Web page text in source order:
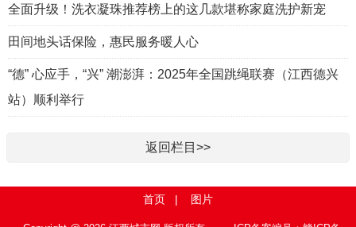
全面升级！洗衣凝珠推荐榜上的这几款堪称家庭洗护新宠
田间地头话保险，惠民服务暖人心
“德” 心应手，“兴” 潮澎湃：2025年全国跳绳联赛（江西德兴
站）顺利举行
返回栏目>>
首页 | 图片